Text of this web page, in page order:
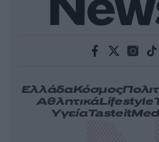
ΕλλάδαΚόσμος
ΑθλητικάLifestyle
ΥγείαTasteit